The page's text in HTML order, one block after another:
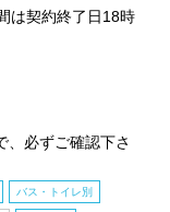
は契約終了日18時
、必ずご確認下さ
バス・トイレ別